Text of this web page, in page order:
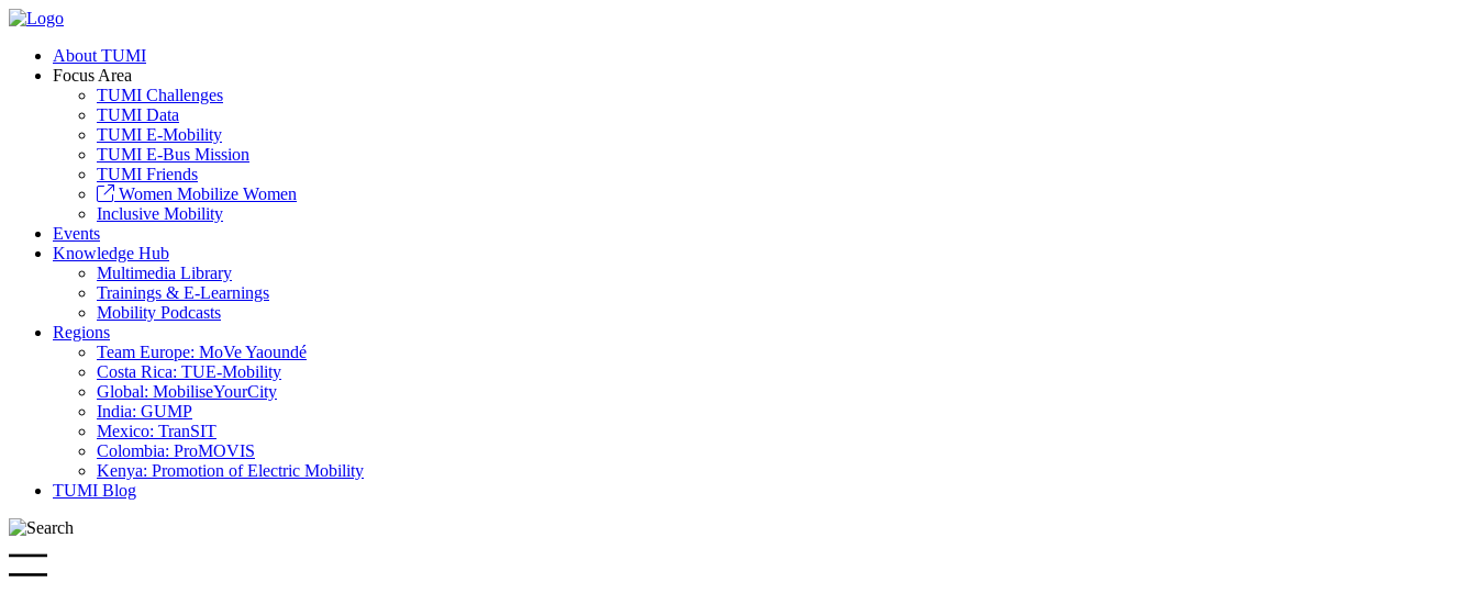
About TUMI
Focus Area
TUMI Challenges
TUMI Data
TUMI E-Mobility
TUMI E-Bus Mission
TUMI Friends
Women Mobilize Women
Inclusive Mobility
Events
Knowledge Hub
Multimedia Library
Trainings & E-Learnings
Mobility Podcasts
Regions
Team Europe: MoVe Yaoundé
Costa Rica: TUE-Mobility
Global: MobiliseYourCity
India: GUMP
Mexico: TranSIT
Colombia: ProMOVIS
Kenya: Promotion of Electric Mobility
TUMI Blog